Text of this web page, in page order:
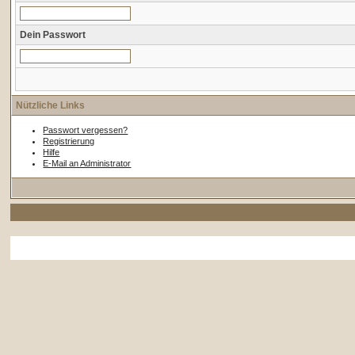
Dein Passwort
Nützliche Links
Passwort vergessen?
Registrierung
Hilfe
E-Mail an Administrator